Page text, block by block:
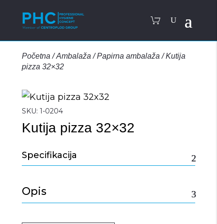
Početna /Ambalaža /Papirna ambalaža /Kutija
pizza 32×32
SKU: 1-0204
Kutija pizza 32×32
Specifikacija
Opis